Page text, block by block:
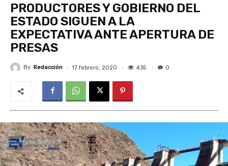
PRODUCTORES Y GOBIERNO DEL
ESTADO SIGUEN A LA
EXPECTATIVA ANTE APERTURA DE
PRESAS
By Redacción 17 febrero, 2020 435 0